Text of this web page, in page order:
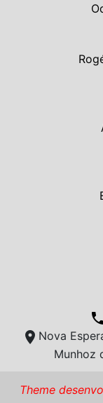
location_on Nova
Munhoz
Theme